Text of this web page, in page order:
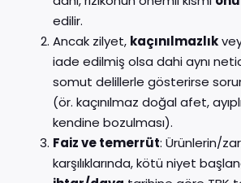
edilir.
Ancak zilyet, kaçınılmazlık
iade edilmiş olsa dahi aynı
somut delillerle gösterirse
(ör. kaçınılmaz doğal afet,
kendine bozulması).
Faiz ve temerrüt: Ürünlerin/
karşılıklarında, kötü niyet